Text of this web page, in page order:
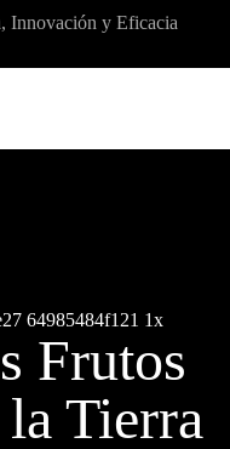
Innovación y Eficacia
Frutos
Tierra